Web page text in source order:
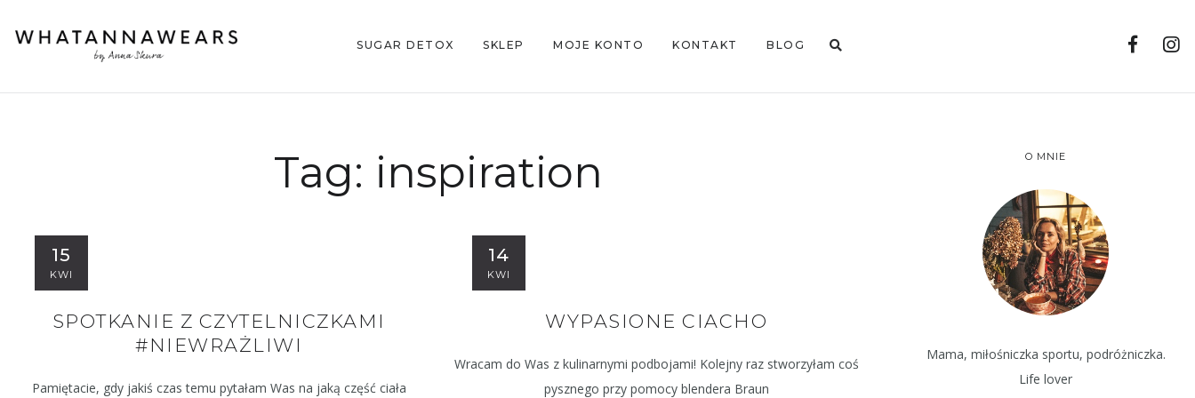
SUGAR DETOX SKLEP MOJE KONTO KONTAKT BLOG
Tag: inspiration
15
KWI
SPOTKANIE Z CZYTELNICZKAMI
#NIEWRAŻLIWI
Pamiętacie, gdy jakiś czas temu pytałam Was na jaką część ciała
14
KWI
WYPASIONE CIACHO
Wracam do Was z kulinarnymi podbojami! Kolejny raz stworzyłam coś
pysznego przy pomocy blendera Braun
O MNIE
Mama, miłośniczka sportu, podróżniczka.
Life lover